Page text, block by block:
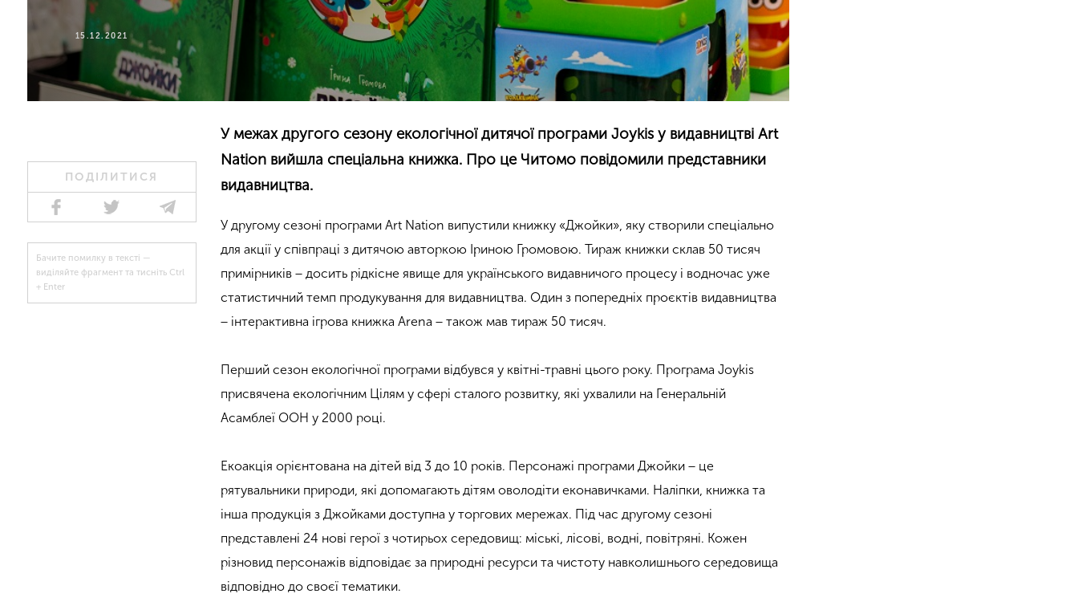
15.12.2021
ПОДІЛИТИСЯ
Бачите помилку в тексті —
виділяйте фрагмент та тисніть Ctrl
+ Enter
У межах другого сезону екологічної дитячої програми Joykis у видавництві Art
Nation вийшла спеціальна книжка. Про це Читомо повідомили представники
видавництва.
У другому сезоні програми Art Nation випустили книжку «Джойки», яку створили спеціально
для акції у співпраці з дитячою авторкою Іриною Громовою. Тираж книжки склав 50 тисяч
примірників − досить рідкісне явище для українського видавничого процесу і водночас уже
статистичний темп продукування для видавництва. Один з попередніх проєктів видавництва
− інтерактивна ігрова книжка Arena − також мав тираж 50 тисяч.
Перший сезон екологічної програми відбувся у квітні-травні цього року. Програма Joykis
присвячена екологічним Цілям у сфері сталого розвитку, які ухвалили на Генеральній
Асамблеї ООН у 2000 році.
Екоакція орієнтована на дітей від 3 до 10 років. Персонажі програми Джойки − це
рятувальники природи, які допомагають дітям оволодіти еконавичками. Наліпки, книжка та
інша продукція з Джойками доступна у торгових мережах. Під час другому сезоні
представлені 24 нові герої з чотирьох середовищ: міські, лісові, водні, повітряні. Кожен
різновид персонажів відповідає за природні ресурси та чистоту навколишнього середовища
відповідно до своєї тематики.